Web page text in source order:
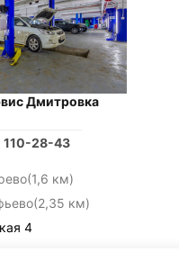
Дмитровка
110-28-43
(1,6 км)
(2,35 км)
4